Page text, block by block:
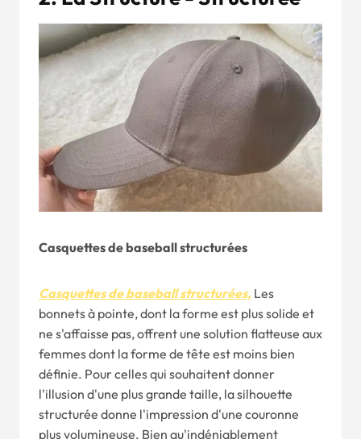
Casquettes de baseball structurées
Casquettes de baseball structurées, Les
bonnets à pointe, dont la forme est plus solide et
ne s'affaisse pas, offrent une solution flatteuse aux
femmes dont la forme de tête est moins bien
définie. Pour celles qui souhaitent donner
l'illusion d'une plus grande taille, la silhouette
structurée donne l'impression d'une couronne
plus volumineuse. Bien qu'indéniablement